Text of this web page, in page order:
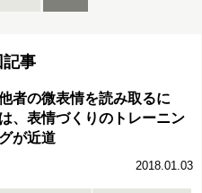
記事
者の微表情を読み取るに
は、表情づくりのトレーニン
グが近道
2018.01.03